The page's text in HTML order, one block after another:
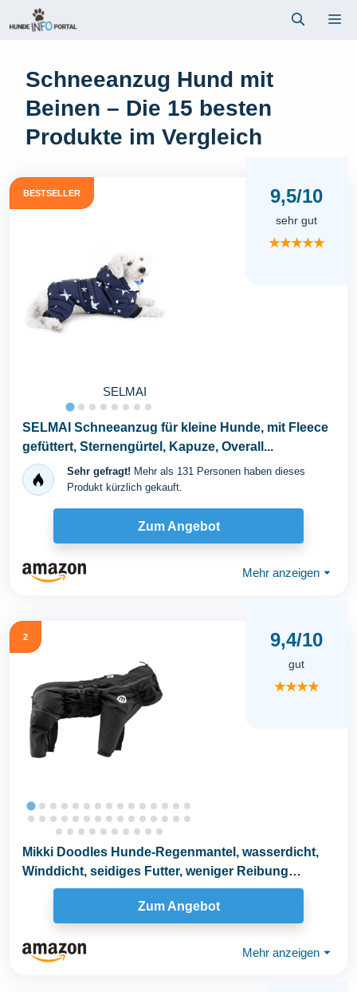
Inhalt
Schneeanzug Hund mit
Beinen – Die 15 besten
Produkte im Vergleich
BESTSELLER
SELMAI
9,5/10
sehr gut
★★★★★
SELMAI Schneeanzug für kleine Hunde, mit Fleece
gefüttert, Sternengürtel, Kapuze, Overall...
Sehr gefragt! Mehr als 131 Personen haben dieses
Produkt kürzlich gekauft.
Zum Angebot
Mehr anzeigen ⏷
2 9,4/10
gut
★★★★
Mikki Doodles Hunde-Regenmantel, wasserdicht,
Winddicht, seidiges Futter, weniger Reibung
bedeutet...
Zum Angebot
Mehr anzeigen ⏷